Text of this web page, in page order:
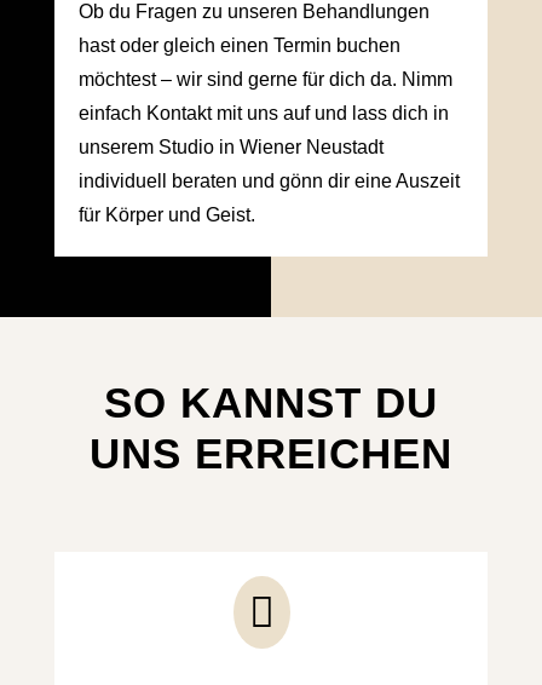
Ob du Fragen zu unseren Behandlungen
hast oder gleich einen Termin buchen
möchtest – wir sind gerne für dich da. Nimm
einfach Kontakt mit uns auf und lass dich in
unserem Studio in Wiener Neustadt
individuell beraten und gönn dir eine Auszeit
für Körper und Geist.
SO KANNST DU
UNS ERREICHEN
